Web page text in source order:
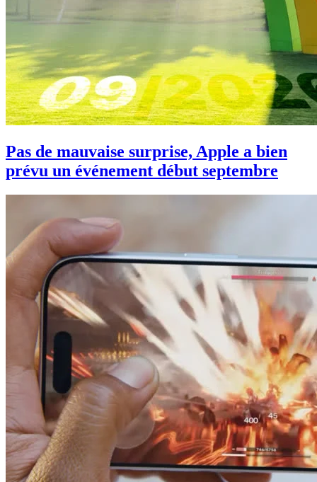
Pas de mauvaise surprise, Apple a bien
prévu un événement début septembre